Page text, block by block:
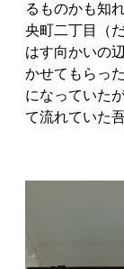
るものかも知
央町二丁目（
はす向かいの
かせてもらっ
になっていた
て流れていた